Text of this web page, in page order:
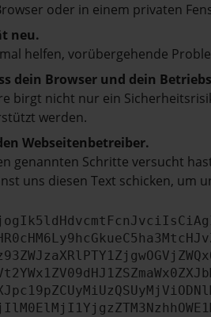
oder in einem privaten
neu.
helfen, vorübergehende
dein Browser und dein
birgt nicht nur ein
werden.
Webseitenbetreiber.
genannten Schritte versucht
uns diesen Text schicken, um